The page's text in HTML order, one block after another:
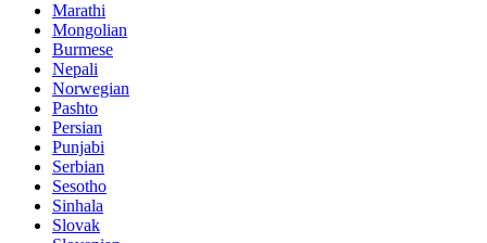
Marathi
Mongolian
Burmese
Nepali
Norwegian
Pashto
Persian
Punjabi
Serbian
Sesotho
Sinhala
Slovak